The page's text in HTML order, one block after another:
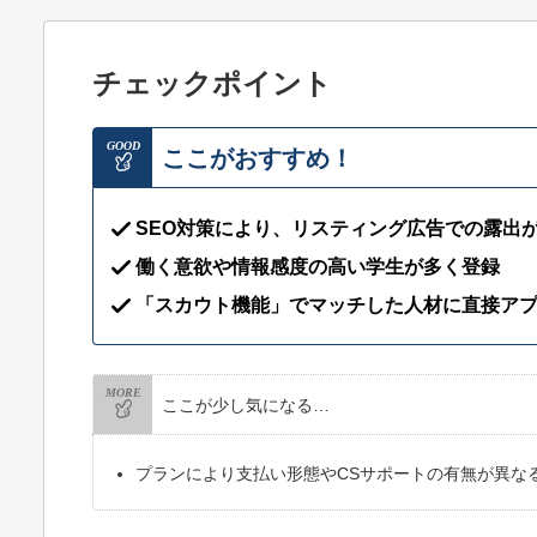
チェックポイント
GOOD ここがおすすめ！
SEO対策により、リスティング広告での露出
働く意欲や情報感度の高い学生が多く登録
「スカウト機能」でマッチした人材に直接ア
MORE
ここが少し気になる…
プランにより支払い形態やCSサポートの有無が異な